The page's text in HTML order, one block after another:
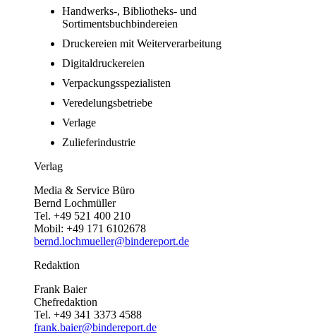
Handwerks-, Bibliotheks- und
Sortimentsbuchbindereien
Druckereien mit Weiterverarbeitung
Digitaldruckereien
Verpackungsspezialisten
Veredelungsbetriebe
Verlage
Zulieferindustrie
Verlag
Media & Service Büro
Bernd Lochmüller
Tel. +49 521 400 210
Mobil: +49 171 6102678
bernd.lochmueller@bindereport.de
Redaktion
Frank Baier
Chefredaktion
Tel. +49 341 3373 4588
frank.baier@bindereport.de